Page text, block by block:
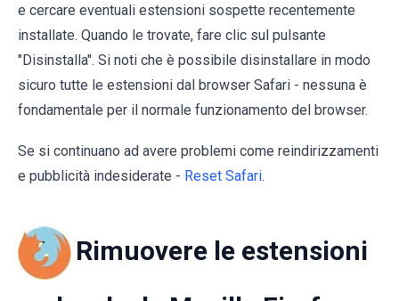
e cercare eventuali estensioni sospette recentemente
installate. Quando le trovate, fare clic sul pulsante
"Disinstalla". Si noti che è possibile disinstallare in modo
sicuro tutte le estensioni dal browser Safari - nessuna è
fondamentale per il normale funzionamento del browser.
Se si continuano ad avere problemi come reindirizzamenti
e pubblicità indesiderate - Reset Safari.
Rimuovere le estensioni